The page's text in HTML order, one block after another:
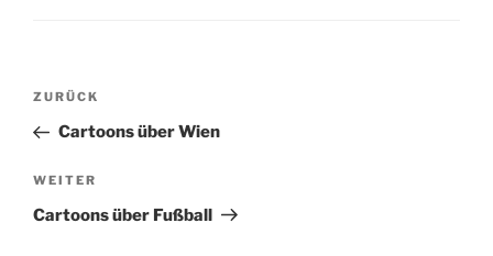
Beitrags-
Vorheriger
Beitrag
ZURÜCK
Cartoons über Wien
Nächster
Beitrag
WEITER
Cartoons über Fußball